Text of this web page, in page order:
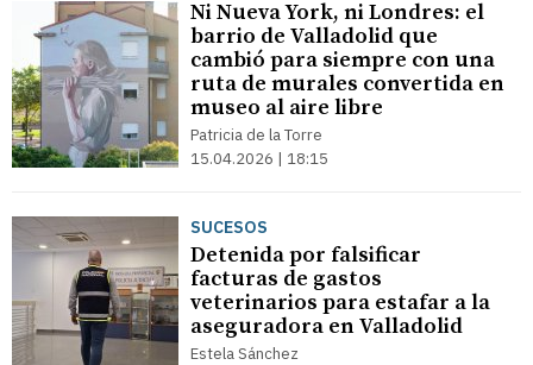
Ni Nueva York, ni Londres: el
barrio de Valladolid que
cambió para siempre con una
ruta de murales convertida en
museo al aire libre
Patricia de la Torre
15.04.2026 | 18:15
SUCESOS
Detenida por falsificar
facturas de gastos
veterinarios para estafar a la
aseguradora en Valladolid
Estela Sánchez